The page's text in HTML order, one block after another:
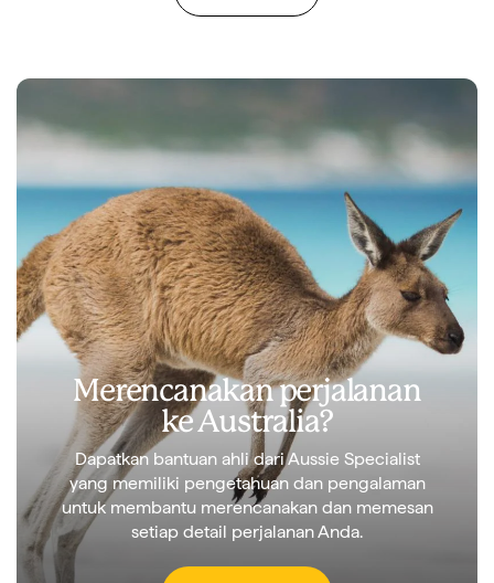
Merencanakan perjalanan
ke Australia?
Dapatkan bantuan ahli dari Aussie Specialist
yang memiliki pengetahuan dan pengalaman
untuk membantu merencanakan dan memesan
setiap detail perjalanan Anda.